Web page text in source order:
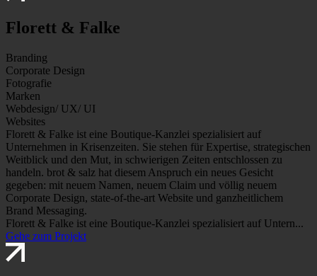
Florett & Falke
Branding
Corporate Design
Fotografie
Marken
Webdesign/ UX/ UI
Websites
Florett & Falke ist eine Boutique-Kanzlei spezialisiert auf
Unternehmen in Krisenzeiten. Sie stehen für Expertise, strategischen
Weitblick und den Mut, in schwierigen Zeiten entschlossen zu
handeln. brot & salz hat diesem Anspruch ein neues Gesicht
gegeben: mit neuem Namen, neuem Claim und völlig neuem
Corporate Design, state-of-the-art Website und ganzheitlichem
Brand Messaging.
Florett & Falke ist eine Boutique-Kanzlei spezialisiert auf Untern...
Gehe zum Projekt